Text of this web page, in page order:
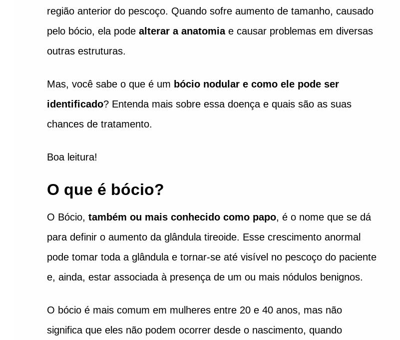
região anterior do pescoço. Quando sofre aumento de tamanho, causado
pelo bócio, ela pode alterar a anatomiae causar problemas em diversas
outras estruturas.
Mas, você sabe o que é um bócio nodular e como ele pode ser
identificado? Entenda mais sobre essa doença e quais são as suas
chances de tratamento.
Boa leitura!
O que é bócio?
O Bócio, também ou mais conhecido como papo, é o nome que se dá
para definir o aumento da glândula tireoide. Esse crescimento anormal
pode tomar toda a glândula e tornar-se até visível no pescoço do paciente
e, ainda, estar associada à presença de um ou mais nódulos benignos.
O bócio é mais comum em mulheres entre 20 e 40 anos, mas não
significa que eles não podem ocorrer desde o nascimento, quando